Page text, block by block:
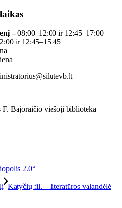
–08:00–12:00 ir 12:45–17:00
ir 12:45–15:45
Bajoraičio viešoji biblioteka
2.0“
Katyčių fil. – literatūros valandėlė